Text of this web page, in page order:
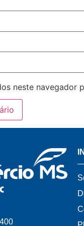
neste navegador